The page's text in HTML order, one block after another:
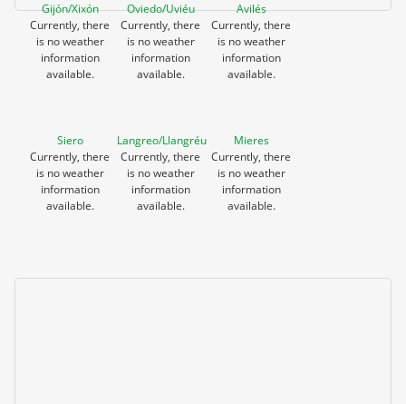
Gijón/Xixón
Currently, there
is no weather
information
available.
Oviedo/Uviéu
Currently, there
is no weather
information
available.
Avilés
Currently, there
is no weather
information
available.
Siero
Currently, there
is no weather
information
available.
Langreo/Llangréu
Currently, there
is no weather
information
available.
Mieres
Currently, there
is no weather
information
available.